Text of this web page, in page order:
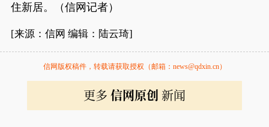
住新居。（信网记者）
[来源：信网 编辑：陆云琦]
信网版权稿件，转载请获取授权（邮箱：news@qdxin.cn）
更多 信网原创 新闻